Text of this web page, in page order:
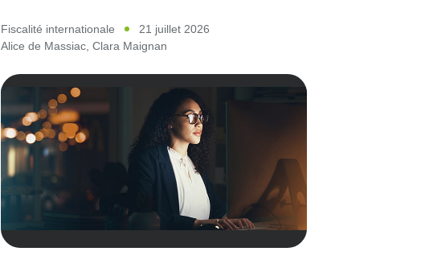
Fiscalité internationale
21 juillet 2026
Alice de Massiac,Clara Maignan